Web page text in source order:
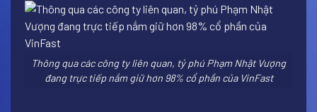
Thông qua các công ty liên quan, tỷ phú Phạm Nhật Vượng
đang trực tiếp nắm giữ hơn 98% cổ phần của VinFast